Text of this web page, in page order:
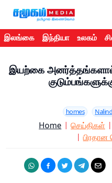
இலங்கை இந்தியா உலகம்
இயற்கை
homes
Home செய்திகள்